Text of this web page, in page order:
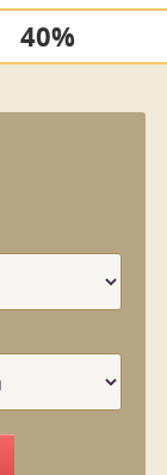
40%